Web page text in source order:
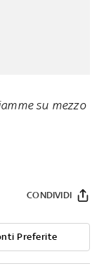
su mezzo
Preferite
CONDIVIDI